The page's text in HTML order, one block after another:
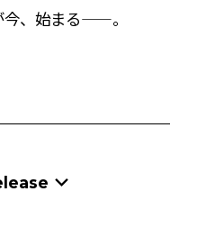
今、始まる——。